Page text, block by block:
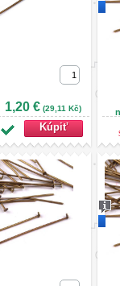
1,20 € (29,11 Kč)